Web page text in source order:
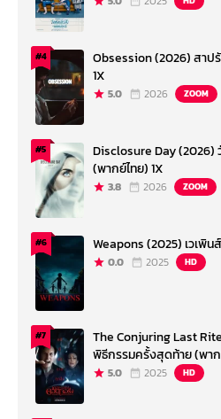
#4
Obsession (2026) สา
1X
5.0 2026 ZOOM
#5
Disclosure Day (2026)
(พากย์ไทย) 1X
3.8 2026 ZOOM
#6 Weapons (2025) เวเพิน
0.0 2025 HD
#7
The Conjuring Last
พิธีกรรมครั้งสุดท้าย (พา
5.0 2025 HD